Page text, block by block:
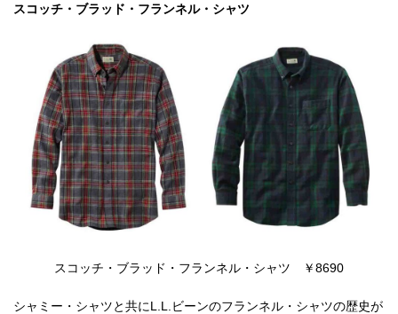
スコッチ・ブラッド・フランネル・シャツ
スコッチ・ブラッド・フランネル・シャツ ￥8690
シャミー・シャツと共にL.L.ビーンのフランネル・シャツの歴史が